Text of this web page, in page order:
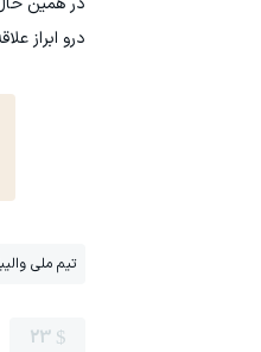
درو ابراز
تیم ملی
23